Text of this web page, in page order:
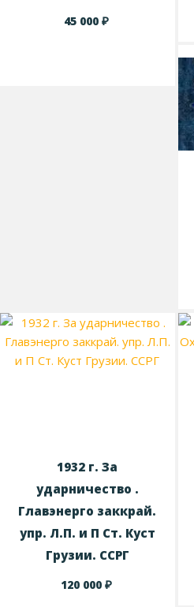
45 000 ₽
1932 г. За
ударничество .
Главэнерго заккрай.
упр. Л.П. и П Ст. Куст
Грузии. ССРГ
120 000 ₽